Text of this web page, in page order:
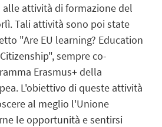
attività di formazione del
Tali attività sono poi state
"Are EU learning? Education
sempre co-
Erasmus+ della
L'obiettivo di queste attività
al meglio l'Unione
le opportunità e sentirsi